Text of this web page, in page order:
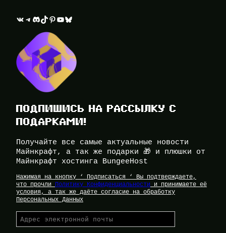
ВКонтакте Telegram Discord TikTok Pinterest YouTube Bluesky
ПОДПИШИСЬ НА РАССЫЛКУ С
ПОДАРКАМИ!
Получайте все самые актуальные новости
Майнкрафт, а так же подарки 🎁 и плюшки от
Майнкрафт хостинга BungeeHost
Нажимая на кнопку ‘ Подписаться ‘ Вы подтверждаете,
что прочли Политику Конфиденциальности и принимаете её
условия, а так же даёте согласие на обработку
Персональных Данных